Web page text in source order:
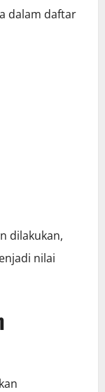
dalam daftar
dilakukan,
nilai